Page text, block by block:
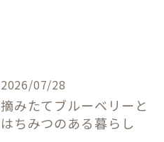
2026/07/28
摘みたてブルーベリーと
はちみつのある暮らし